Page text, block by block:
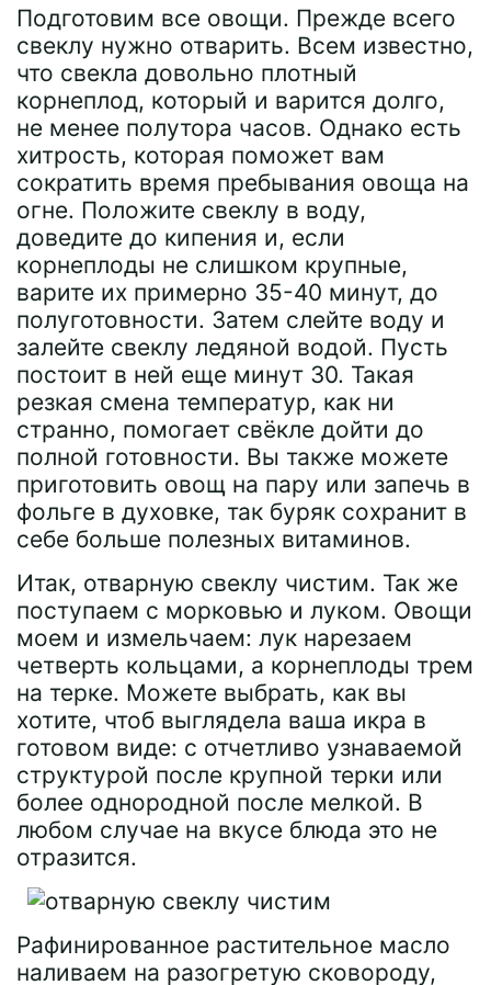
Подготовим все овощи. Прежде всего
свеклу нужно отварить. Всем известно,
что свекла довольно плотный
корнеплод, который и варится долго,
не менее полутора часов. Однако есть
хитрость, которая поможет вам
сократить время пребывания овоща на
огне. Положите свеклу в воду,
доведите до кипения и, если
корнеплоды не слишком крупные,
варите их примерно 35-40 минут, до
полуготовности. Затем слейте воду и
залейте свеклу ледяной водой. Пусть
постоит в ней еще минут 30. Такая
резкая смена температур, как ни
странно, помогает свёкле дойти до
полной готовности. Вы также можете
приготовить овощ на пару или запечь в
фольге в духовке, так буряк сохранит в
себе больше полезных витаминов.
Итак, отварную свеклу чистим. Так же
поступаем с морковью и луком. Овощи
моем и измельчаем: лук нарезаем
четверть кольцами, а корнеплоды трем
на терке. Можете выбрать, как вы
хотите, чтоб выглядела ваша икра в
готовом виде: с отчетливо узнаваемой
структурой после крупной терки или
более однородной после мелкой. В
любом случае на вкусе блюда это не
отразится.
Рафинированное растительное масло
наливаем на разогретую сковороду,